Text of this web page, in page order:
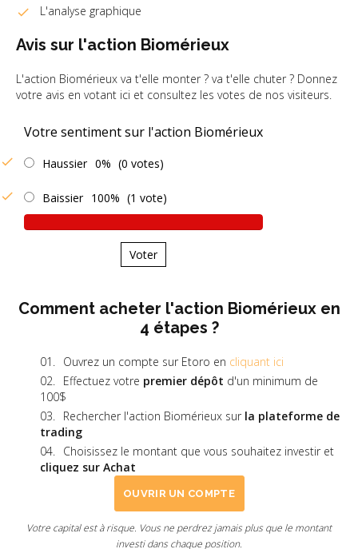
L'analyse graphique
Avis sur l'action Biomérieux
L'action Biomérieux va t'elle monter ? va t'elle chuter ? Donnez
votre avis en votant ici et consultez les votes de nos visiteurs.
Votre sentiment sur l'action Biomérieux
Haussier 0% (0 votes)
Baissier 100% (1 vote)
Voter
Comment acheter l'action Biomérieux en
4 étapes ?
Ouvrez un compte sur Etoro en cliquant ici
Effectuez votre premier dépôt d'un minimum de
100$
Rechercher l'action Biomérieux sur la plateforme de
trading
Choisissez le montant que vous souhaitez investir et
cliquez sur Achat
OUVRIR UN COMPTE
Votre capital est à risque. Vous ne perdrez jamais plus que le montant
investi dans chaque position.